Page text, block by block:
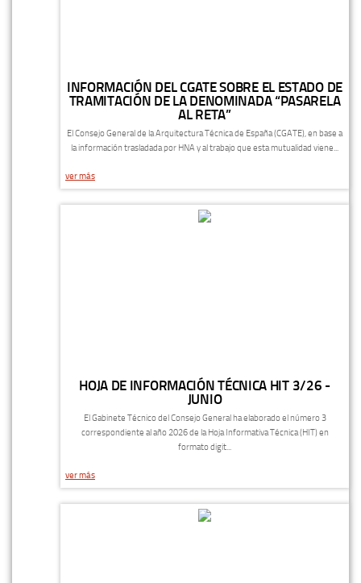
INFORMACIÓN DEL CGATE SOBRE EL ESTADO DE
TRAMITACIÓN DE LA DENOMINADA “PASARELA
AL RETA”
El Consejo General de la Arquitectura Técnica de España (CGATE), en base a
la información trasladada por HNA y al trabajo que esta mutualidad viene...
ver más
HOJA DE INFORMACIÓN TÉCNICA HIT 3/26 -
JUNIO
El Gabinete Técnico del Consejo General ha elaborado el número 3
correspondiente al año 2026 de la Hoja Informativa Técnica (HIT) en
formato digit...
ver más